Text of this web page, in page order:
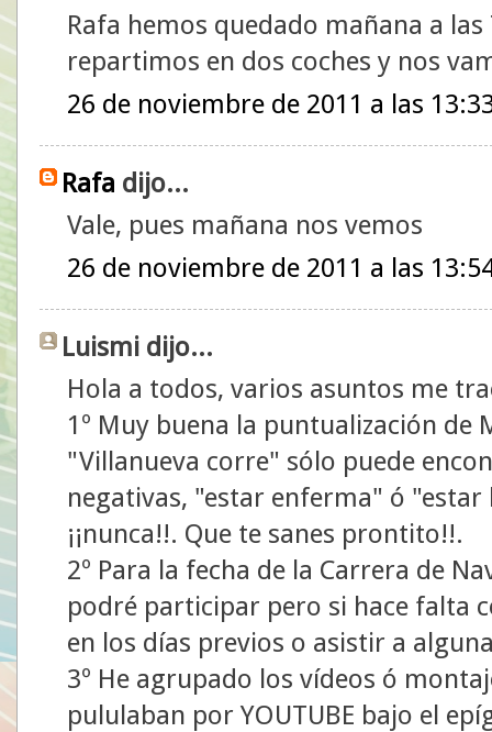
Rafa hemos quedado mañana a
repartimos en dos coches y nos
26 de noviembre de 2011 a las
Rafa dijo...
Vale, pues mañana nos vemos
26 de noviembre de 2011 a las
Luismi dijo...
Hola a todos, varios asuntos me
1º Muy buena la puntualización de
"Villanueva corre" sólo puede
negativas, "estar enferma" ó
¡¡nunca!!. Que te sanes prontito!!.
2º Para la fecha de la Carrera de
podré participar pero si hace falta
en los días previos o asistir a
3º He agrupado los vídeos ó
pululaban por YOUTUBE bajo el